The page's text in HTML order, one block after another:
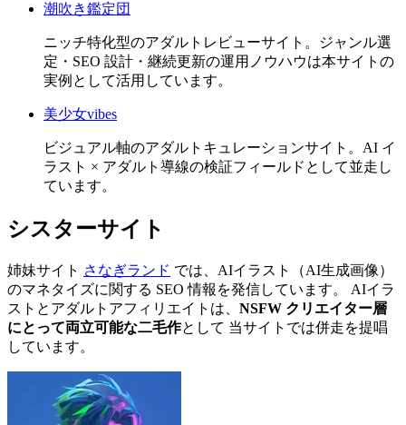
潮吹き鑑定団
ニッチ特化型のアダルトレビューサイト。ジャンル選
定・SEO 設計・継続更新の運用ノウハウは本サイトの
実例として活用しています。
美少女vibes
ビジュアル軸のアダルトキュレーションサイト。AI イ
ラスト × アダルト導線の検証フィールドとして並走し
ています。
シスターサイト
姉妹サイト さなぎランド では、AIイラスト（AI生成画像）
のマネタイズに関する SEO 情報を発信しています。 AIイラ
ストとアダルトアフィリエイトは、 NSFW クリエイター層
にとって両立可能な二毛作として 当サイトでは併走を提唱
しています。